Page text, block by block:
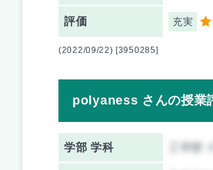
評価 充実 5
(2022/09/22) [3950285]
polyaness さんの授業
学部 学科